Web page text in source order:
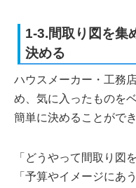
1-3.間取り図を集
決める
ハウスメーカー・工務
め、気に入ったものを
簡単に決めることができ
「どうやって間取り図
「予算やイメージにあ